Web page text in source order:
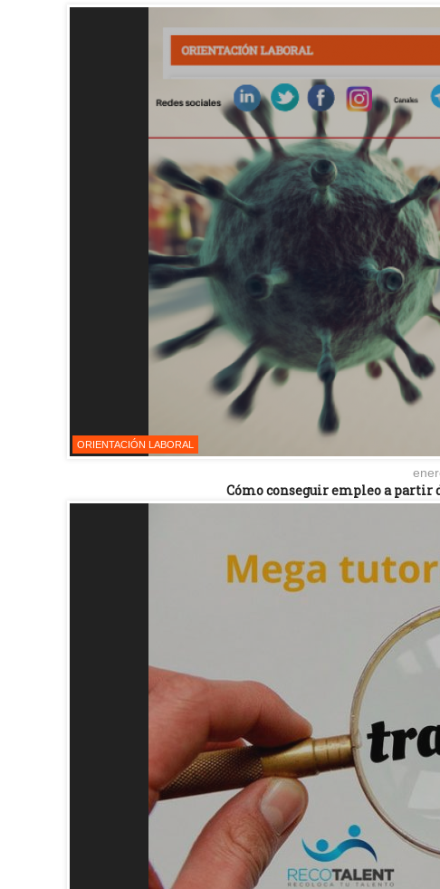
ORIENTACIÓN LABORAL
Cómo conseguir empleo a partir